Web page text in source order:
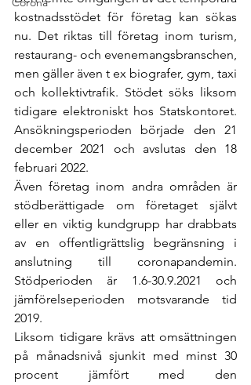
kostnadsstödet för företag kan sökas
nu. Det riktas till företag inom turism,
restaurang- och evenemangsbranschen,
men gäller även t ex biografer, gym, taxi
och kollektivtrafik. Stödet söks liksom
tidigare elektroniskt hos Statskontoret.
Ansökningsperioden började den 21
december 2021 och avslutas den 18
februari 2022.
Även företag inom andra områden är
stödberättigade om företaget självt
eller en viktig kundgrupp har drabbats
av en offentligrättslig begränsning i
anslutning till coronapandemin.
Stödperioden är 1.6-30.9.2021 och
jämförelseperioden motsvarande tid
2019.
Liksom tidigare krävs att omsättningen
på månadsnivå sjunkit med minst 30
procent jämfört med den